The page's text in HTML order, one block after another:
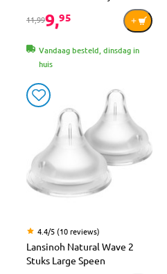
11,999,95
Vandaag besteld, dinsdag in
huis
4.4/5 (10 reviews)
Lansinoh Natural Wave 2
Stuks Large Speen